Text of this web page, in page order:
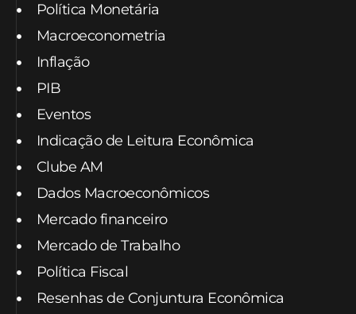
Política Monetária
Macroeconometria
Inflação
PIB
Eventos
Indicação de Leitura Econômica
Clube AM
Dados Macroeconômicos
Mercado financeiro
Mercado de Trabalho
Política Fiscal
Resenhas de Conjuntura Econômica